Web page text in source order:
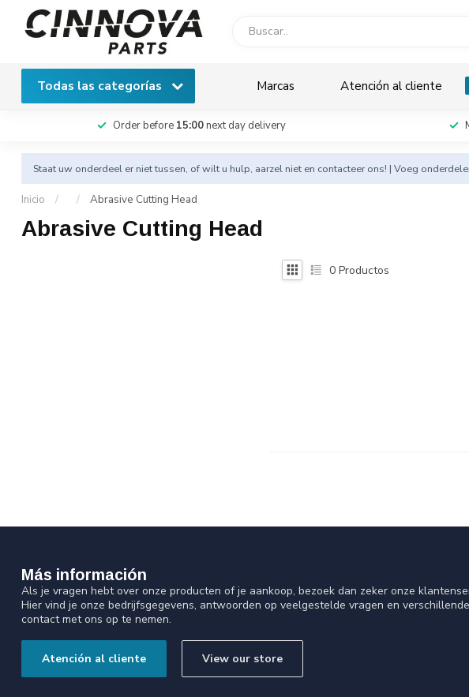
Todas las categorías Marcas Atención al cliente
Order before 15:00next day delivery
Staat uw onderdeel er niet tussen, of wilt u hulp, aarzel niet en contacteer ons! | Voeg
Inicio / / Abrasive Cutting Head
Abrasive Cutting Head
0 Productos
Más información
Als je vragen hebt over onze producten of je aankoop, bezoek dan zeker onze
Hier vind je onze bedrijfsgegevens, antwoorden op veelgestelde vragen en
contact met ons op te nemen.
Atención al cliente View our store